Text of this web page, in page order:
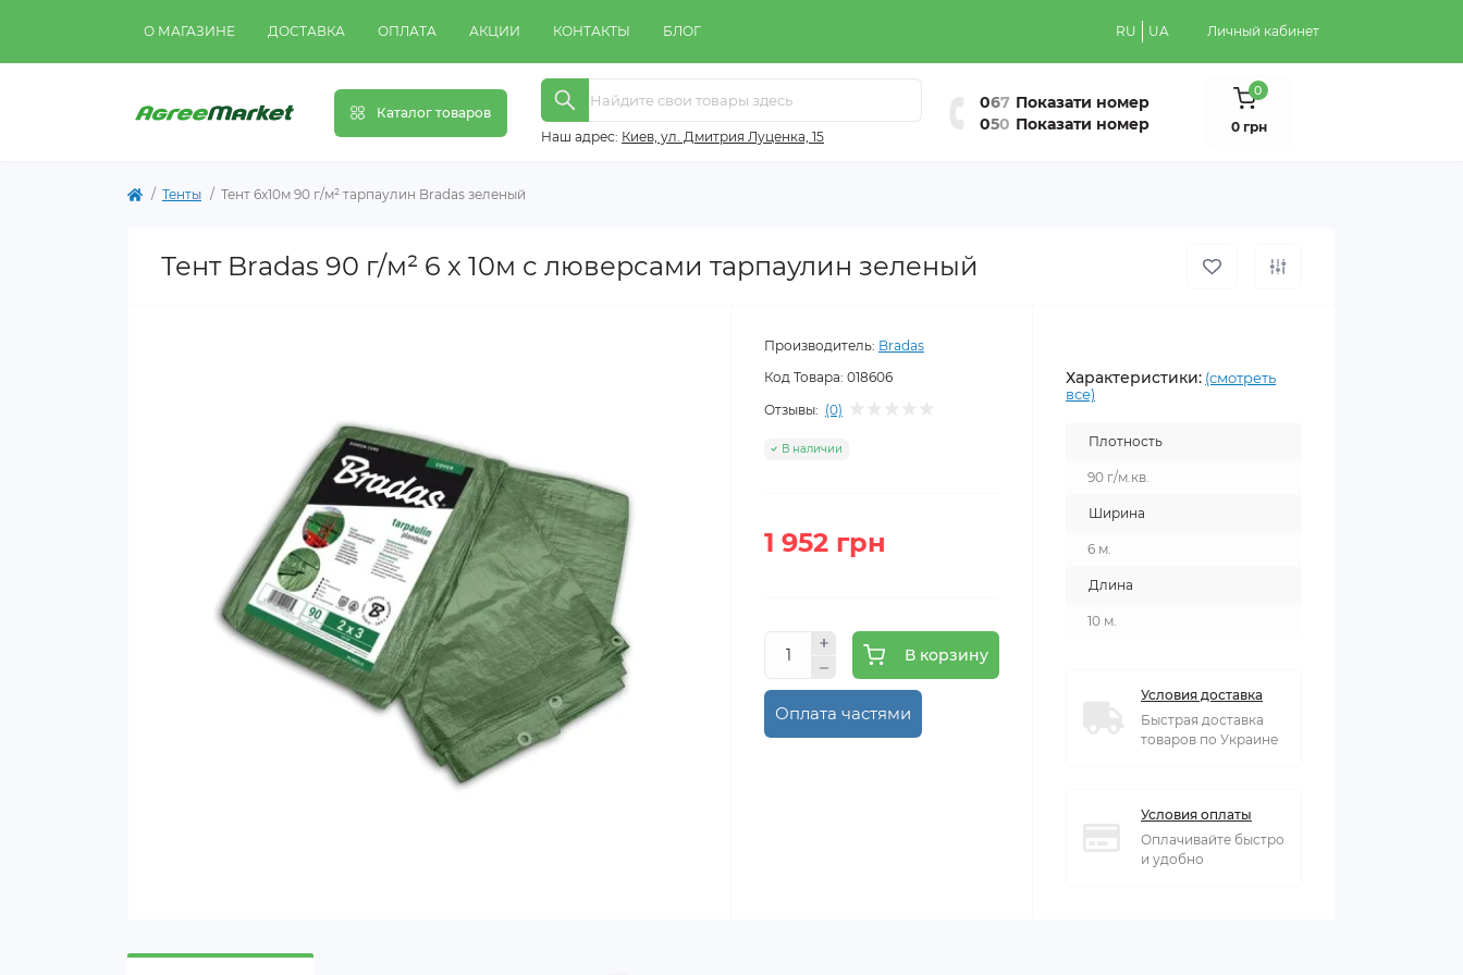
О МАГАЗИНЕ ДОСТАВКА ОПЛАТА АКЦИИ КОНТАКТЫ БЛОГ RU UA Личный кабинет
Каталог товаров
Наш адрес: Киeв, ул. Дмитрия Луценка, 15
067 Показати номер
050 Показати номер
0
0 грн
Тенты Тент 6х10м 90 г/м² тарпаулин Bradas зеленый
Тент Bradas 90 г/м² 6 х 10м с люверсами тарпаулин зеленый
Производитель: Bradas
Код Товара: 018606
Отзывы: (0)
В наличии
1 952 грн
В корзину
Оплата частями
Характеристики: (смотреть
все)
Плотность
90 г/м.кв.
Ширина
6 м.
Длина
10 м.
Условия доставка
Быстрая доставка
товаров по Украине
Условия оплаты
Оплачивайте быстро
и удобно